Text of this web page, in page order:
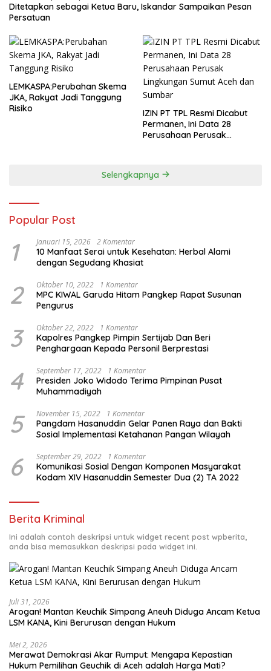
Ditetapkan sebagai Ketua Baru, Iskandar Sampaikan Pesan
Persatuan
LEMKASPA:Perubahan Skema
JKA, Rakyat Jadi Tanggung
Risiko
IZIN PT TPL Resmi Dicabut
Permanen, Ini Data 28
Perusahaan Perusak
Selengkapnya
Popular Post
1 Januari 15, 2026 2 Komentar
10 Manfaat Serai untuk Kesehatan: Herbal Alami
dengan Segudang Khasiat
2 Oktober 10, 2022 1 Komentar
MPC KIWAL Garuda Hitam Pangkep Rapat Susunan
Pengurus
3 Oktober 22, 2022 1 Komentar
Kapolres Pangkep Pimpin Sertijab Dan Beri
Penghargaan Kepada Personil Berprestasi
4 September 17, 2022 1 Komentar
Presiden Joko Widodo Terima Pimpinan Pusat
Muhammadiyah
5 November 15, 2022 1 Komentar
Pangdam Hasanuddin Gelar Panen Raya dan Bakti
Sosial Implementasi Ketahanan Pangan Wilayah
6 September 29, 2022 1 Komentar
Komunikasi Sosial Dengan Komponen Masyarakat
Kodam XIV Hasanuddin Semester Dua (2) TA 2022
Berita Kriminal
Ini adalah contoh deskripsi untuk widget recent post wpberita,
anda bisa memasukkan deskripsi pada widget ini.
Juli 31, 2026
Arogan! Mantan Keuchik Simpang Aneuh Diduga Ancam Ketua
LSM KANA, Kini Berurusan dengan Hukum
Mei 2, 2026
Merawat Demokrasi Akar Rumput: Mengapa Kepastian